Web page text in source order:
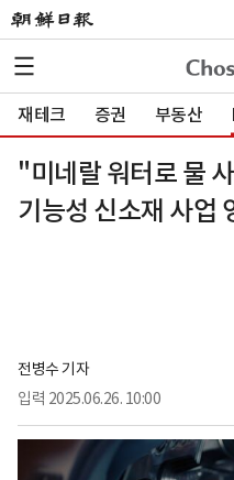
재테크 증권 부동산
"미네랄 워터로 물
기능성 신소재 사업
전병수 기자
입력 2025.06.26. 10:00